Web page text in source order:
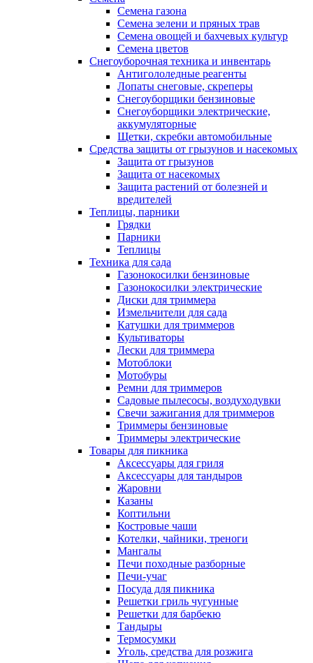
Семена газона
Семена зелени и пряных трав
Семена овощей и бахчевых культур
Семена цветов
Снегоуборочная техника и инвентарь
Антигололедные реагенты
Лопаты снеговые, скреперы
Снегоуборщики бензиновые
Снегоуборщики электрические,
аккумуляторные
Щетки, скребки автомобильные
Средства защиты от грызунов и насекомых
Защита от грызунов
Защита от насекомых
Защита растений от болезней и
вредителей
Теплицы, парники
Грядки
Парники
Теплицы
Техника для сада
Газонокосилки бензиновые
Газонокосилки электрические
Диски для триммера
Измельчители для сада
Катушки для триммеров
Культиваторы
Лески для триммера
Мотоблоки
Мотобуры
Ремни для триммеров
Садовые пылесосы, воздуходувки
Свечи зажигания для триммеров
Триммеры бензиновые
Триммеры электрические
Товары для пикника
Аксессуары для гриля
Аксессуары для тандыров
Жаровни
Казаны
Коптильни
Костровые чаши
Котелки, чайники, треноги
Мангалы
Печи походные разборные
Печи-учаг
Посуда для пикника
Решетки гриль чугунные
Решетки для барбекю
Тандыры
Термосумки
Уголь, средства для розжига